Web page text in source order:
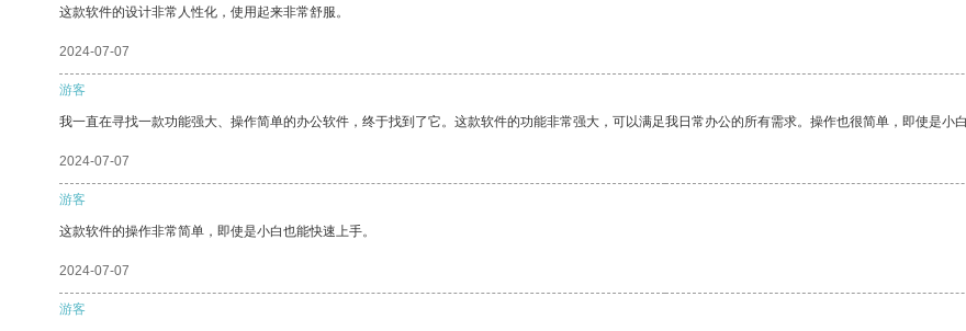
这款软件的设计非常人性化，使用起来非常舒服。
2024-07-07
游客
我一直在寻找一款功能强大、操作简单的办公软件，终于找到了它。这款软件的功能非常强大，可以满足我日常办公的所有需求。操作也很简单，即使是小白
2024-07-07
游客
这款软件的操作非常简单，即使是小白也能快速上手。
2024-07-07
游客